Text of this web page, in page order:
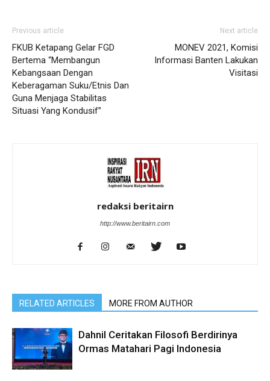
Previous article
FKUB Ketapang Gelar FGD
Bertema “Membangun
Kebangsaan Dengan
Keberagaman Suku/Etnis Dan
Guna Menjaga Stabilitas
Situasi Yang Kondusif”
Next article
MONEV 2021, Komisi
Informasi Banten Lakukan
Visitasi
redaksi beritairn
http://www.beritairn.com
RELATED ARTICLES MORE FROM AUTHOR
Dahnil Ceritakan Filosofi Berdirinya
Ormas Matahari Pagi Indonesia